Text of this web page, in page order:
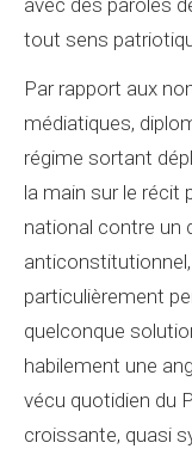
avec des paroles
tout sens
Par rapport aux
médiatiques,
régime sortant
la main sur le récit
national contre un
particulièrement
quelconque
habilement une
vécu quotidien du
croissante, quasi